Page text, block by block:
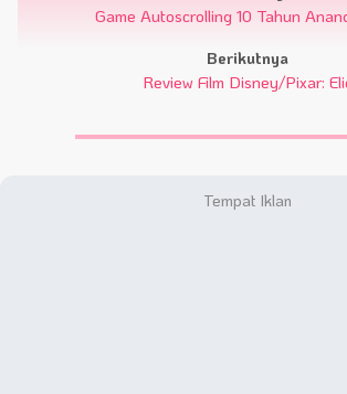
Game Autoscrolling 10 Tahun
Berikutnya
Review Film Disney/Pixar: